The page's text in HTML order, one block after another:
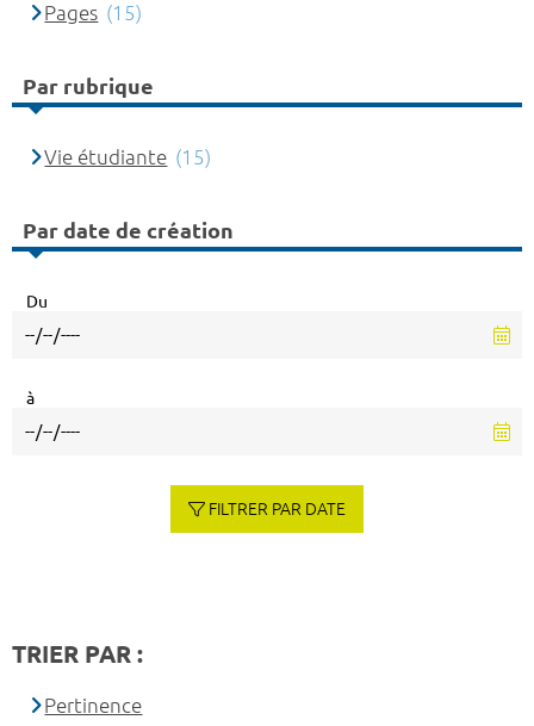
Pages (15)
Par rubrique
Vie étudiante (15)
Par date de création
Du
à
FILTRER PAR DATE
TRIER PAR :
Pertinence